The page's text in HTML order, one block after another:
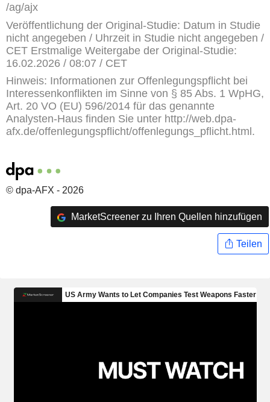
/ag/ajx
Veröffentlichung der Original-Studie: Datum in Studie
nicht angegeben / Uhrzeit in Studie nicht angegeben /
CET Erstmalige Weitergabe der Original-Studie:
16.02.2026 / 08:07 / CET
Hinweis: Informationen zur Offenlegungspflicht bei
Interessenkonflikten im Sinne von § 85 Abs. 1 WpHG,
Art. 20 VO (EU) 596/2014 für das genannte
Analysten-Haus finden Sie unter http://web.dpa-
afx.de/offenlegungspflicht/offenlegungs_pflicht.html.
© dpa-AFX - 2026
MarketScreener zu Ihren Quellen hinzufügen
Teilen